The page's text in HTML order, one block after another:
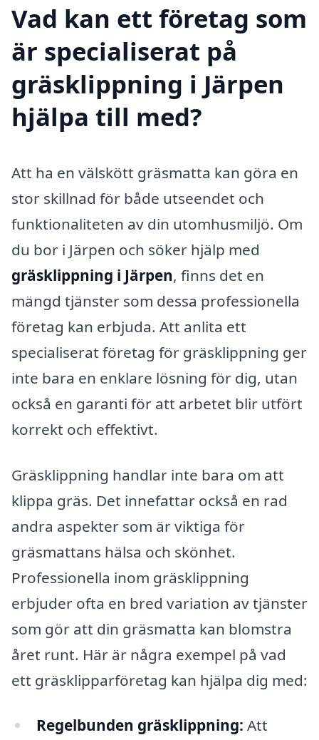
Vad kan ett företag som
är specialiserat på
gräsklippning i Järpen
hjälpa till med?
Att ha en välskött gräsmatta kan göra en
stor skillnad för både utseendet och
funktionaliteten av din utomhusmiljö. Om
du bor i Järpen och söker hjälp med
gräsklippning i Järpen, finns det en
mängd tjänster som dessa professionella
företag kan erbjuda. Att anlita ett
specialiserat företag för gräsklippning ger
inte bara en enklare lösning för dig, utan
också en garanti för att arbetet blir utfört
korrekt och effektivt.
Gräsklippning handlar inte bara om att
klippa gräs. Det innefattar också en rad
andra aspekter som är viktiga för
gräsmattans hälsa och skönhet.
Professionella inom gräsklippning
erbjuder ofta en bred variation av tjänster
som gör att din gräsmatta kan blomstra
året runt. Här är några exempel på vad
ett gräsklipparföretag kan hjälpa dig med:
Regelbunden gräsklippning: Att